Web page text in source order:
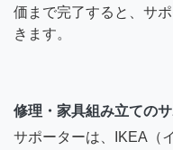
価まで完了すると、サ
きます。
修理・家具組み立ての
サポーターは、IKEA（